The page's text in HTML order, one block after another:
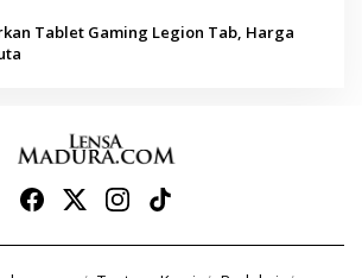
Tablet Gaming Legion Tab, Harga